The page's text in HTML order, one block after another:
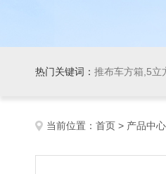
热门关键词： 推布车方箱,5立
当前位置： 首页 > 产品中心